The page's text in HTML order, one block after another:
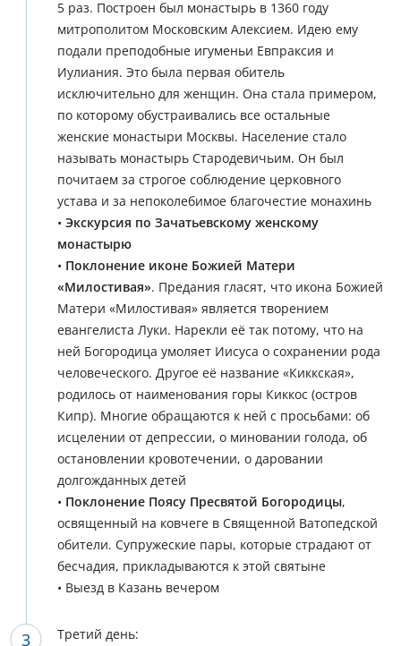
5 раз. Построен был монастырь в 1360 году
митрополитом Московским Алексием. Идею ему
подали преподобные игуменьи Евпраксия и
Иулиания. Это была первая обитель
исключительно для женщин. Она стала примером,
по которому обустраивались все остальные
женские монастыри Москвы. Население стало
называть монастырь Стародевичьим. Он был
почитаем за строгое соблюдение церковного
устава и за непоколебимое благочестие монахинь
• Экскурсия по Зачатьевскому женскому
монастырю
• Поклонение иконе Божией Матери
«Милостивая». Предания гласят, что икона Божией
Матери «Милостивая» является творением
евангелиста Луки. Нарекли её так потому, что на
ней Богородица умоляет Иисуса о сохранении рода
человеческого. Другое её название «Киккская»,
родилось от наименования горы Киккос (остров
Кипр). Многие обращаются к ней с просьбами: об
исцелении от депрессии, о миновании голода, об
остановлении кровотечении, о даровании
долгожданных детей
• Поклонение Поясу Пресвятой Богородицы,
освященный на ковчеге в Священной Ватопедской
обители. Супружеские пары, которые страдают от
бесчадия, прикладываются к этой святыне
• Выезд в Казань вечером
Третий день: